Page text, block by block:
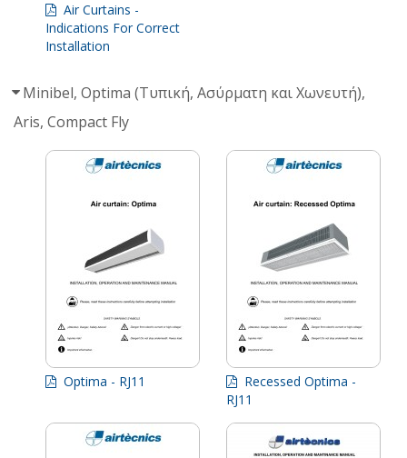
Air Curtains -
Indications For Correct
Installation
Minibel, Optima (Τυπική, Ασύρματη και Χωνευτή),
Aris, Compact Fly
Optima - RJ11
Recessed Optima -
RJ11